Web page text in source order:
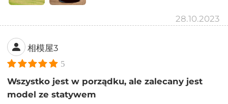
28.10.2023
相模屋3
5
Wszystko jest w porządku, ale zalecany jest
model ze statywem